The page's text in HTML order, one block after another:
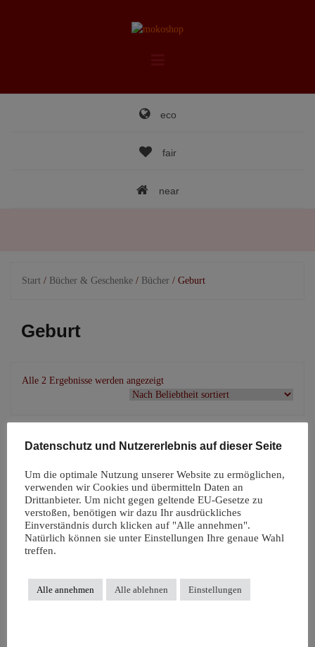
eco
fair
near
Start / Bücher & Geschenke / Bücher / Geburt
Geburt
Alle 2 Ergebnisse werden angezeigtNach
Beliebtheit
Datenschutz und Nutzererlebnis auf dieser Seite
Um die optimale Nutzung unserer Website zu ermöglichen,
verwenden wir Cookies und übermitteln Daten an
Drittanbieter. Um nicht gegen geltende EU-Gesetze zu
verstoßen, benötigen wir dazu Ihr ausdrückliches
Einverständnis durch klicken auf "Alle annehmen".
Natürlich können sie unter Einstellungen Ihre genaue Wahl
treffen.
Alle annehmen Alle ablehnen Einstellungen